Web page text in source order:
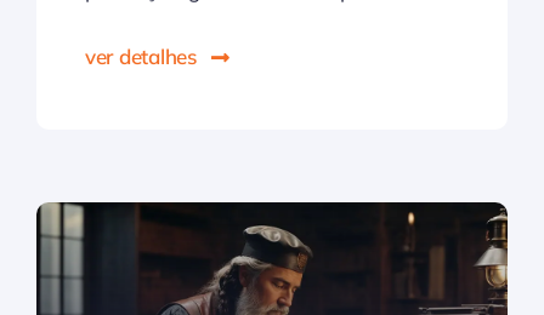
ver detalhes